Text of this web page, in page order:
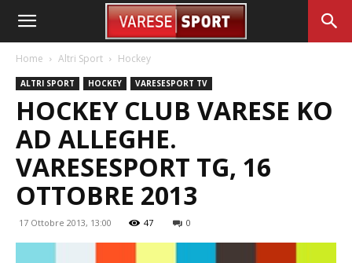
Home Altri Sport Hockey
ALTRI SPORT HOCKEY VARESESPORT TV
HOCKEY CLUB VARESE KO
AD ALLEGHE.
VARESESPORT TG, 16
OTTOBRE 2013
17 Ottobre 2013, 13:00 47 0